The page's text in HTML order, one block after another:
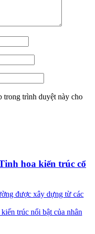
trong trình duyệt này cho
hoa kiến trúc cổ
trúc nổi bật của nhân